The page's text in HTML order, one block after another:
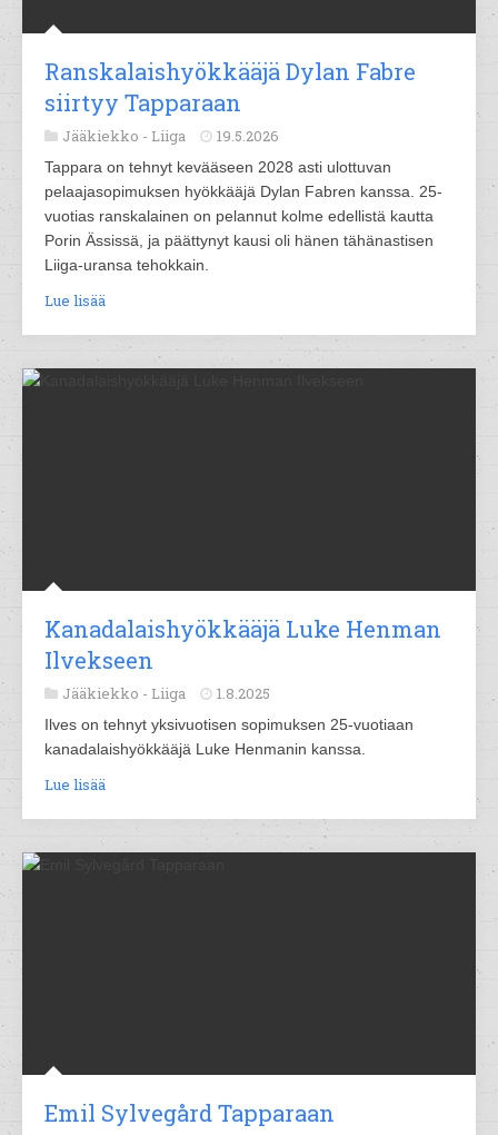
Ranskalaishyökkääjä Dylan Fabre
siirtyy Tapparaan
Jääkiekko - Liiga 19.5.2026
Tappara on tehnyt kevääseen 2028 asti ulottuvan
pelaajasopimuksen hyökkääjä Dylan Fabren kanssa. 25-
vuotias ranskalainen on pelannut kolme edellistä kautta
Porin Ässissä, ja päättynyt kausi oli hänen tähänastisen
Liiga-uransa tehokkain.
Lue lisää
Kanadalaishyökkääjä Luke Henman
Ilvekseen
Jääkiekko - Liiga 1.8.2025
Ilves on tehnyt yksivuotisen sopimuksen 25-vuotiaan
kanadalaishyökkääjä Luke Henmanin kanssa.
Lue lisää
Emil Sylvegård Tapparaan